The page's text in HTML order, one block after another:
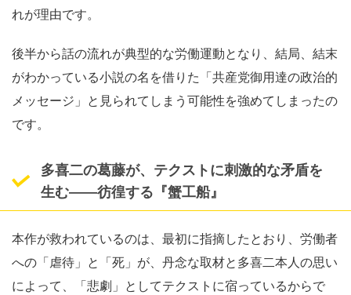
れが理由です。
後半から話の流れが典型的な労働運動となり、結局、結末
がわかっている小説の名を借りた「共産党御用達の政治的
メッセージ」と見られてしまう可能性を強めてしまったの
です。
多喜二の葛藤が、テクストに刺激的な矛盾を
生む――彷徨する『蟹工船』
本作が救われているのは、最初に指摘したとおり、労働者
への「虐待」と「死」が、丹念な取材と多喜二本人の思い
によって、「悲劇」としてテクストに宿っているからで